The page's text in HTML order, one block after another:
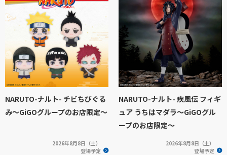
NARUTO-ナルト- チビちびぐる
み〜GiGOグループのお店限定〜
2026年8月8日（土）
登場予定
NARUTO-ナルト- 疾風伝 フィギ
ュア うちはマダラ～GiGOグル
ープのお店限定～
2026年8月8日（土）
登場予定